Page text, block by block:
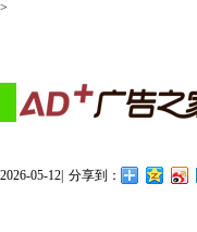
>
2026-05-12| 分享到：